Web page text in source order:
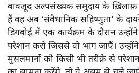
बावजूद अल्पसंख्यक समुदाय के ख़िलाफ़
हैं वह अब ‘संवैधानिक सहिष्णुता’ के
डिगबोई में एक कार्यक्रम के दौरान
परेशान करो जिससे वो भाग जाएँ।
मुसलमानों को किसी भी तरीक़े से